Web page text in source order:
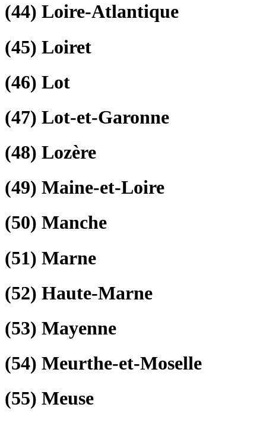
(44) Loire-Atlantique
(45) Loiret
(46) Lot
(47) Lot-et-Garonne
(48) Lozère
(49) Maine-et-Loire
(50) Manche
(51) Marne
(52) Haute-Marne
(53) Mayenne
(54) Meurthe-et-Moselle
(55) Meuse